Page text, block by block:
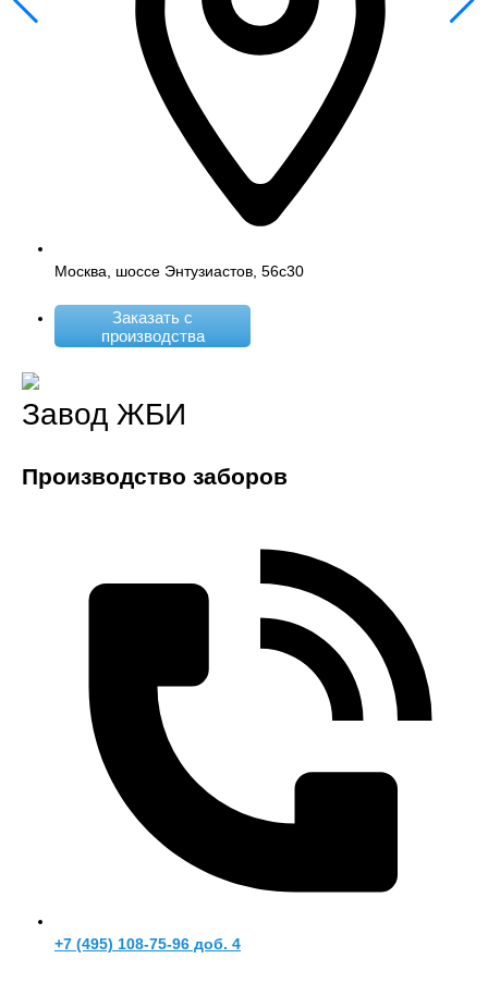
Москва, шоссе Энтузиастов, 56с30
Заказать с
производства
Завод ЖБИ
Производство заборов
+7 (495) 108-75-96 доб. 4